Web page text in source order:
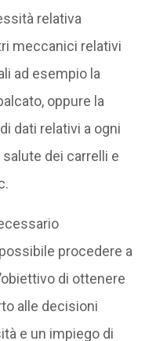
relativa
meccanici relativi
ad esempio la
oppure la
dati relativi a ogni
dei carrelli e
procedere a
di ottenere
alle decisioni
e un impiego di